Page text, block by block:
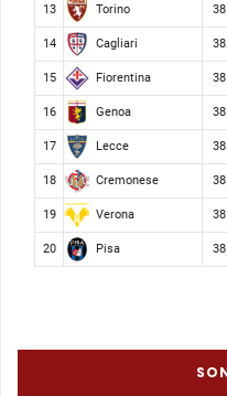
13 Torino 38
14 Cagliari 38
15 Fiorentina 38
16 Genoa 38
17 Lecce 38
18 Cremonese 38
19 Verona 38
20 Pisa 38